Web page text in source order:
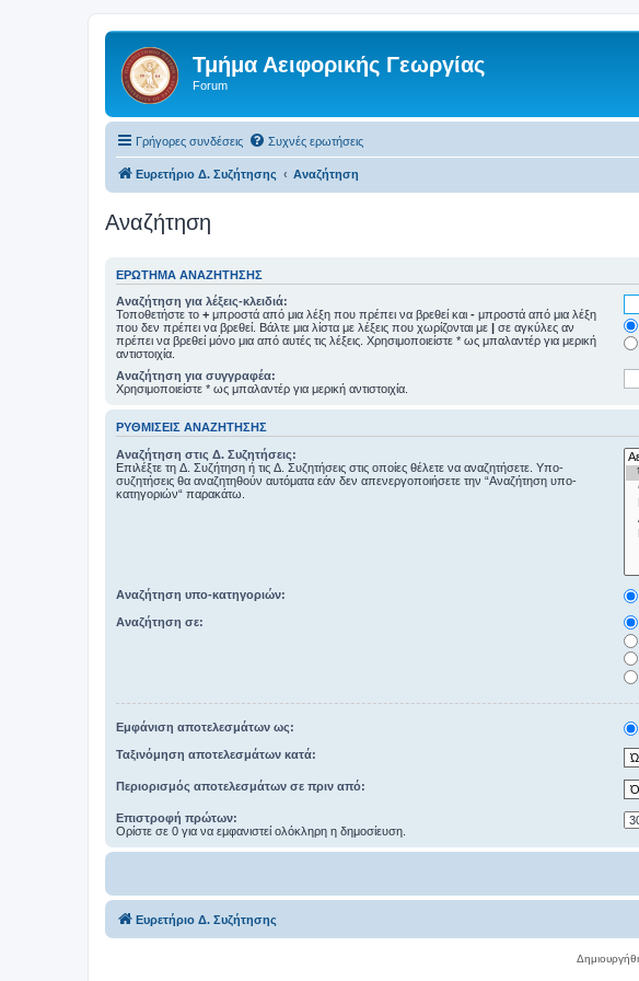
Τμήμα Αειφορικής Γεωργίας
Forum
Γρήγορες συνδέσεις Συχνές ερωτήσεις
Ευρετήριο Δ. Συζήτησης Αναζήτηση
Αναζήτηση
ΕΡΏΤΗΜΑ ΑΝΑΖΉΤΗΣΗΣ
Αναζήτηση για λέξεις-κλειδιά:
Τοποθετήστε το + μπροστά από μια λέξη που πρέπει να βρεθεί και - μπροστά από μια λέξη
που δεν πρέπει να βρεθεί. Βάλτε μια λίστα με λέξεις που χωρίζονται με | σε αγκύλες αν
πρέπει να βρεθεί μόνο μια από αυτές τις λέξεις. Χρησιμοποιείστε * ως μπαλαντέρ για μερική
αντιστοιχία.
Αναζήτηση για συγγραφέα:
Χρησιμοποιείστε * ως μπαλαντέρ για μερική αντιστοιχία.
ΡΥΘΜΊΣΕΙΣ ΑΝΑΖΉΤΗΣΗΣ
Αναζήτηση στις Δ. Συζητήσεις:
Επιλέξτε τη Δ. Συζήτηση ή τις Δ. Συζητήσεις στις οποίες θέλετε να αναζητήσετε. Υπο-
συζητήσεις θα αναζητηθούν αυτόματα εάν δεν απενεργοποιήσετε την “Αναζήτηση υπο-
κατηγοριών“ παρακάτω.
Αναζήτηση υπο-κατηγοριών:
Αναζήτηση σε:
Εμφάνιση αποτελεσμάτων ως:
Ταξινόμηση αποτελεσμάτων κατά:
Περιορισμός αποτελεσμάτων σε πριν από:
Επιστροφή πρώτων:
Ορίστε σε 0 για να εμφανιστεί ολόκληρη η δημοσίευση.
Ευρετήριο Δ. Συζήτησης